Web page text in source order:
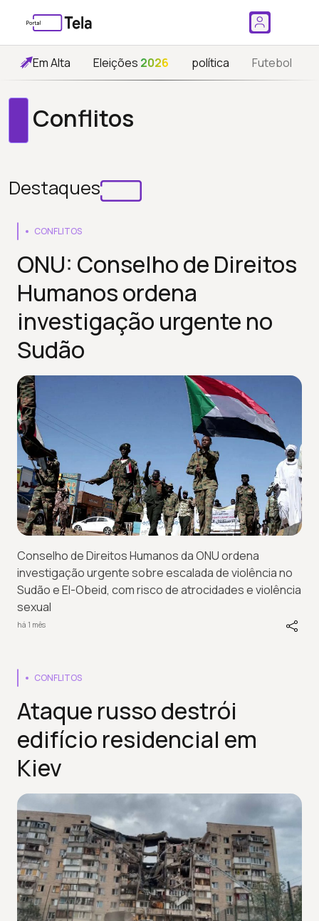
Em Alta Eleições 2026 política Futebol
Conflitos
Destaques
CONFLITOS
ONU: Conselho de Direitos
Humanos ordena
investigação urgente no
Sudão
Conselho de Direitos Humanos da ONU ordena
investigação urgente sobre escalada de violência no
Sudão e El-Obeid, com risco de atrocidades e violência
sexual
há 1 mês
CONFLITOS
Ataque russo destrói
edifício residencial em
Kiev